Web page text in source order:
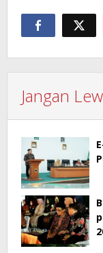
Jangan